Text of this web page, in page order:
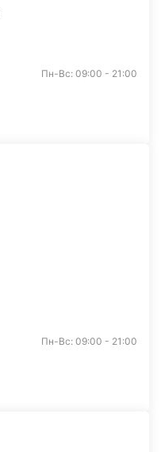
Пн-Вс: 09:00 - 21:00
Пн-Вс: 09:00 - 21:00